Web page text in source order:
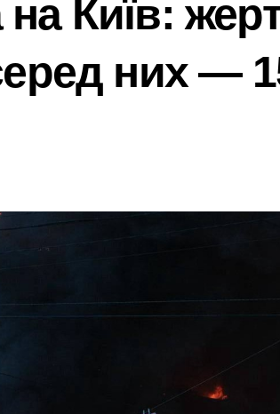
знаходять своє місце в столиці
все: у Києві викрили call-центр, що
доступу
киянин та його спільник напали на
що відбувається у столиці та чи
монтаж, настройка
продавця перед оплатою
вартістю 10 млн грн, що була
майже 500 новонароджених:
схеми підробки інвалідності за $28
Київ:
них —